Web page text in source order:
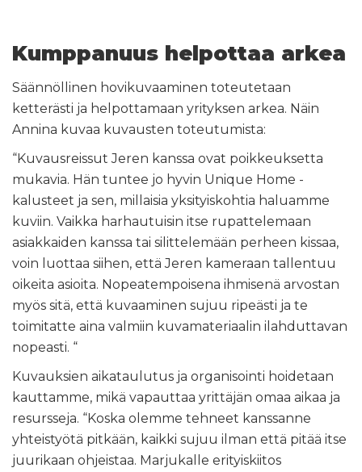
Kumppanuus helpottaa arkea
Säännöllinen hovikuvaaminen toteutetaan
ketterästi ja helpottamaan yrityksen arkea. Näin
Annina kuvaa kuvausten toteutumista:
“Kuvausreissut Jeren kanssa ovat poikkeuksetta
mukavia. Hän tuntee jo hyvin Unique Home -
kalusteet ja sen, millaisia yksityiskohtia haluamme
kuviin. Vaikka harhautuisin itse rupattelemaan
asiakkaiden kanssa tai silittelemään perheen kissaa,
voin luottaa siihen, että Jeren kameraan tallentuu
oikeita asioita. Nopeatempoisena ihmisenä arvostan
myös sitä, että kuvaaminen sujuu ripeästi ja te
toimitatte aina valmiin kuvamateriaalin ilahduttavan
nopeasti. “
Kuvauksien aikataulutus ja organisointi hoidetaan
kauttamme, mikä vapauttaa yrittäjän omaa aikaa ja
resursseja. “Koska olemme tehneet kanssanne
yhteistyötä pitkään, kaikki sujuu ilman että pitää itse
juurikaan ohjeistaa. Marjukalle erityiskiitos